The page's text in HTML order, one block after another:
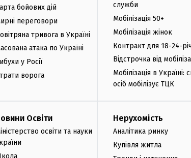
бойових дій
переговори
тривога в Україні
атака по Україні
у Росії
ворога
служби
Мобілізація 50+
Мобілізація жінок
Контракт для 18-24-
Відстрочка від
Мобілізація в Україні:
осіб мобілізує ТЦК
Освіти
освіти та науки
Нерухомість
Аналітика ринку
Купівля житла